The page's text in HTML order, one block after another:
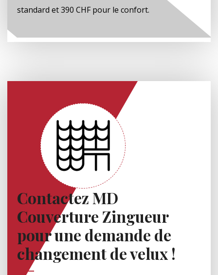
standard et 390 CHF pour le confort.
Contactez MD
Couverture Zingueur
pour une demande de
changement de velux !